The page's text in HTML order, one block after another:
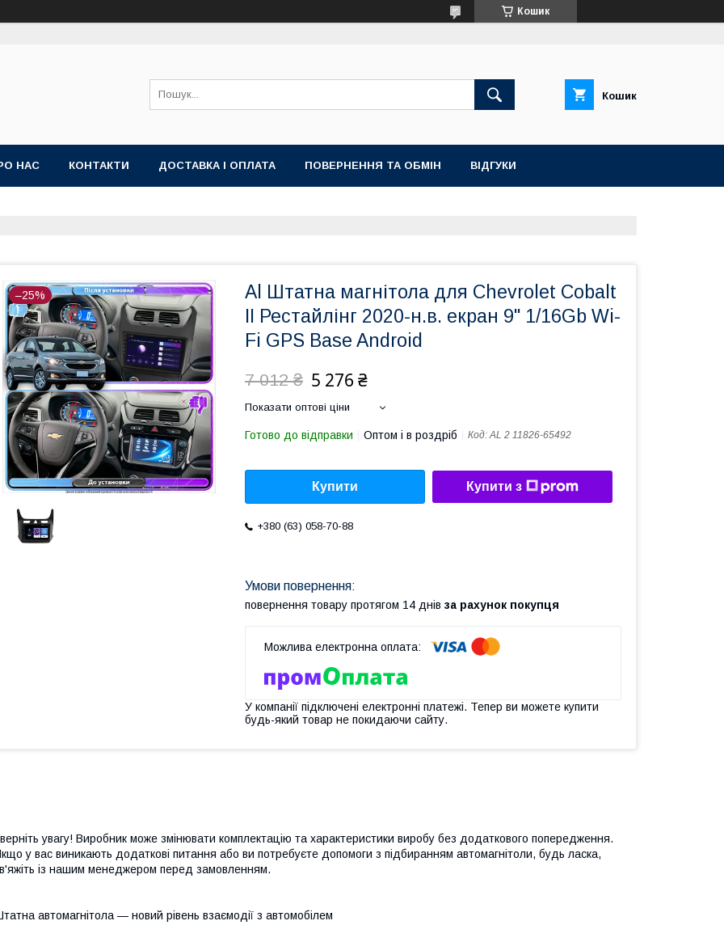
Кошик
Кошик
НАС КОНТАКТИ ДОСТАВКА І ОПЛАТА ПОВЕРНЕННЯ ТА ОБМІН ВІДГУКИ
–25%
Al Штатна магнітола для Chevrolet Cobalt
II Рестайлінг 2020-н.в. екран 9" 1/16Gb Wi-
Fi GPS Base Android
7 012 ₴ 5 276 ₴
Показати оптові ціни
Готово до відправки Оптом і в роздріб Код:AL 2 11826-65492
Купити Купити з
+380 (63) 058-70-88
повернення товару протягом 14 днів за рахунок покупця
У компанії підключені електронні платежі. Тепер ви можете купити
будь-який товар не покидаючи сайту.
увагу! Виробник може змінювати комплектацію та характеристики виробу без додаткового попередження.
у вас виникають додаткові питання або ви потребуєте допомоги з підбиранням автомагнітоли, будь ласка,
із нашим менеджером перед замовленням.
автомагнітола — новий рівень взаємодії з автомобілем